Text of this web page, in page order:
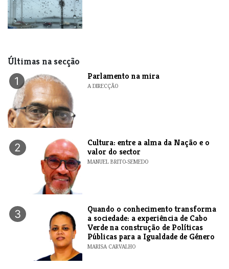
Últimas na secção
1 Parlamento na mira
A DIRECÇÃO
2
Cultura: entre a alma da Nação e o
valor do sector
MANUEL BRITO-SEMEDO
3
Quando o conhecimento transforma
a sociedade: a experiência de Cabo
Verde na construção de Políticas
Públicas para a Igualdade de Género
MARISA CARVALHO